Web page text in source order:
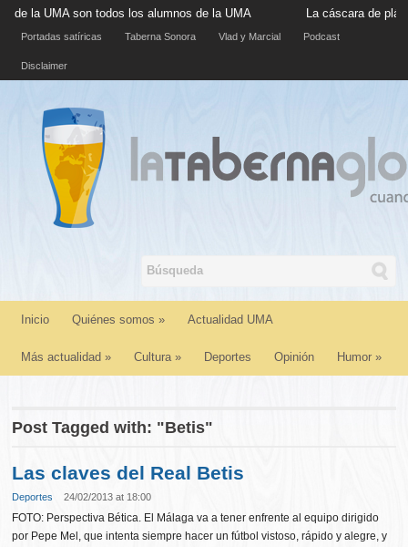
UMA son todos los alumnos de la UMA La cáscara de plátano
Portadas satíricas Taberna Sonora Vlad y Marcial Podcast
Disclaimer
Inicio Quiénes somos » Actualidad UMA
Más actualidad » Cultura» Deportes Opinión Humor »
Post Tagged with: "Betis"
Las claves del Real Betis
Deportes 24/02/2013 at 18:00
FOTO: Perspectiva Bética. El Málaga va a tener enfrente al equipo dirigido
por Pepe Mel, que intenta siempre hacer un fútbol vistoso, rápido y alegre, y